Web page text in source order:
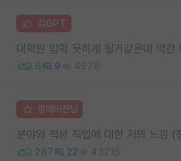
김GPT
대학원 입학 못하게 될거같은데 약간
6 9 4576
명예의전당
분야와 적성 직업에 대한 저의 느낌 (
287 22 43216